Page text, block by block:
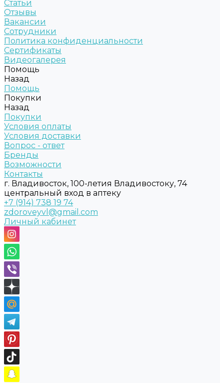
Статьи
Отзывы
Вакансии
Сотрудники
Политика конфиденциальности
Сертификаты
Видеогалерея
Помощь
Назад
Помощь
Покупки
Назад
Покупки
Условия оплаты
Условия доставки
Вопрос - ответ
Бренды
Возможности
Контакты
г. Владивосток, 100-летия Владивостоку, 74
центральный вход в аптеку
+7 (914) 738 19 74
zdoroveyvl@gmail.com
Личный кабинет